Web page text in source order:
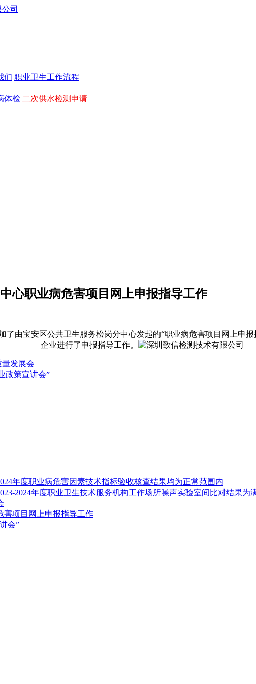
们 职业卫生工作流程
体检 二次供水检测申请
心职业病危害项目网上申报指导工作
由宝安区公共卫生服务松岗分中心发起的“职业病危害项目网上申
企业进行了申报指导工作。
发展会
政策宣讲会”
年度职业病危害因素技术指标验收核查结果均为正常范围内
2024年度职业卫生技术服务机构工作场所噪声实验室间比对结果为
害项目网上申报指导工作
会”